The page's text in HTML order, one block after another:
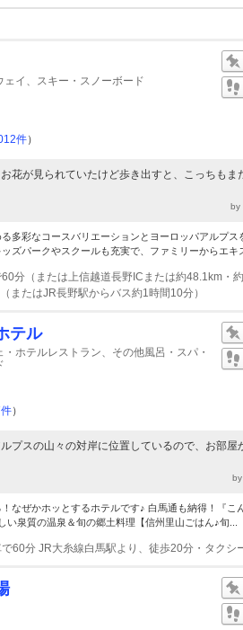
イ、スキー・スノーボード
件）
花が見られていたけど歩き出すと、こっちもま
by
多彩なコースバリエーションとヨーロッパアルプス
ズパークやスクールも充実で、ファミリーからエキ
分（または上信越道長野ICまたは約48.1km・約
またはJR長野駅からバス約1時間10分）
テル
ホテルレストラン、その他風呂・スパ・
）
プスの山々の対岸に位置しているので、お部屋
by
なぜかホッとするホテルです♪ 白馬通も納得！『こ
泉質の温泉＆旬の郷土料理【信州里山ごはん♪旬...